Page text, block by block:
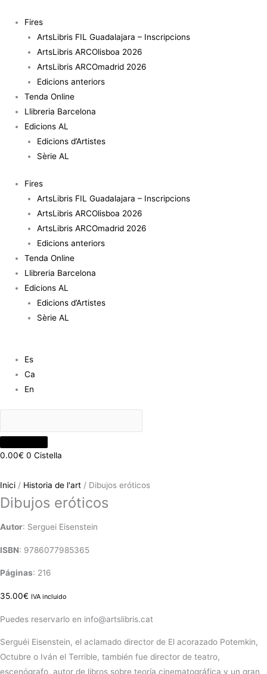
contingut
Fires
ArtsLibris FIL Guadalajara – Inscripcions
ArtsLibris ARCOlisboa 2026
ArtsLibris ARCOmadrid 2026
Edicions anteriors
Tenda Online
Llibreria Barcelona
Edicions AL
Edicions d’Artistes
Sèrie AL
Fires
ArtsLibris FIL Guadalajara – Inscripcions
ArtsLibris ARCOlisboa 2026
ArtsLibris ARCOmadrid 2026
Edicions anteriors
Tenda Online
Llibreria Barcelona
Edicions AL
Edicions d’Artistes
Sèrie AL
Es
Ca
En
0.00€ 0 Cistella
Inici / Historia de l'art / Dibujos eróticos
Dibujos eróticos
Autor: Serguei Eisenstein
ISBN: 9786077985365
Páginas: 216
35.00€ IVA incluido
Puedes reservarlo en info@artslibris.cat
Serguéi Eisenstein, el aclamado director de El acorazado Potemkin,
Octubre o Iván el Terrible, también fue director de teatro,
escenógrafo, autor de libros sobre teoría cinematográfica y un gran